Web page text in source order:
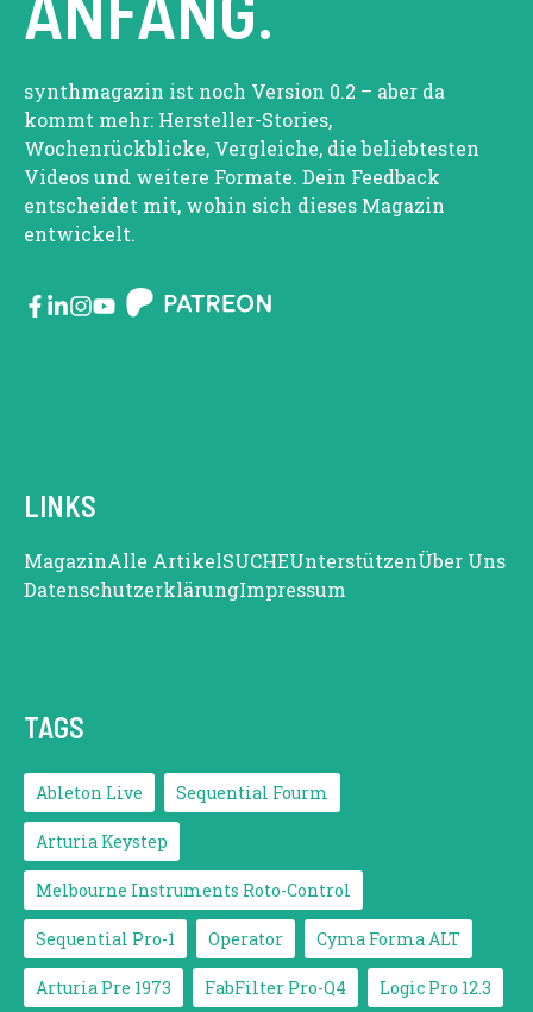
synthmagazin ist noch Version 0.2 – aber da
kommt mehr: Hersteller-Stories,
Wochenrückblicke, Vergleiche, die beliebtesten
Videos und weitere Formate. Dein Feedback
entscheidet mit, wohin sich dieses Magazin
entwickelt.
LINKS
MagazinAlle ArtikelSUCHEUnterstützenÜber Uns
DatenschutzerklärungImpressum
TAGS
Ableton Live Sequential Fourm
Arturia Keystep
Melbourne Instruments Roto-Control
Sequential Pro-1 Operator Cyma Forma ALT
Arturia Pre 1973 FabFilter Pro-Q4 Logic Pro 12.3